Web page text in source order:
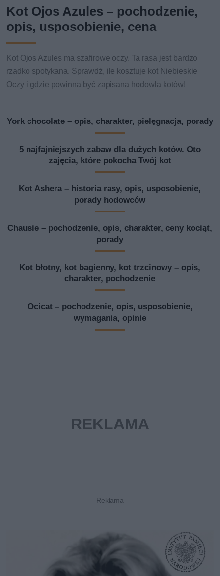
Kot Ojos Azules – pochodzenie,
opis, usposobienie, cena
Kot Ojos Azules ma szafirowe oczy. Ta rasa jest bardzo
rzadko spotykana. Sprawdź, ile kosztuje kot Niebieskie
Oczy i gdzie powinna być zapisana hodowla kotów!
York chocolate – opis, charakter, pielęgnacja, porady
5 najfajniejszych zabaw dla dużych kotów. Oto
zajęcia, które pokocha Twój kot
Kot Ashera – historia rasy, opis, usposobienie,
porady hodowców
Chausie – pochodzenie, opis, charakter, ceny kociąt,
porady
Kot błotny, kot bagienny, kot trzcinowy – opis,
charakter, pochodzenie
Ocicat – pochodzenie, opis, usposobienie,
wymagania, opinie